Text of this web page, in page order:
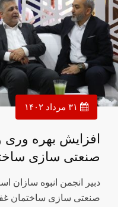
افزایش بهره وری
صنعتی سازی
دبیر انجمن انبوه سازان
صنعتی سازی ساختمان